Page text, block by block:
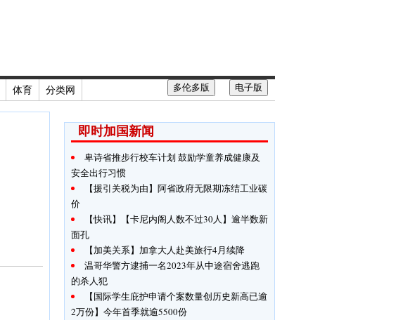
体育 分类网 电子版
多伦多版
即时加国新闻
卑诗省推步行校车计划 鼓励学童养成健康及
安全出行习惯
【援引关税为由】阿省政府无限期冻结工业碳
价
【快讯】【卡尼内阁人数不过30人】逾半数新
面孔
【加美关系】加拿大人赴美旅行4月续降
温哥华警方逮捕一名2023年从中途宿舍逃跑
的杀人犯
【国际学生庇护申请个案数量创历史新高已逾
2万份】今年首季就逾5500份